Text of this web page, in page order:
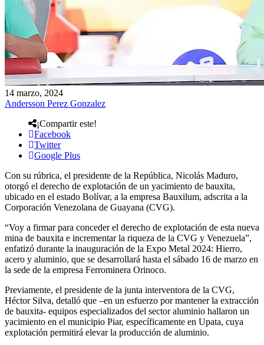
14 marzo, 2024
Andersson Perez Gonzalez
¡Compartir este!
Facebook
Twitter
Google Plus
Con su rúbrica, el presidente de la República, Nicolás Maduro,
otorgó el derecho de explotación de un yacimiento de bauxita,
ubicado en el estado Bolívar, a la empresa Bauxilum, adscrita a la
Corporación Venezolana de Guayana (CVG).
“Voy a firmar para conceder el derecho de explotación de esta nueva
mina de bauxita e incrementar la riqueza de la CVG y Venezuela”,
enfatizó durante la inauguración de la Expo Metal 2024: Hierro,
acero y aluminio, que se desarrollará hasta el sábado 16 de marzo en
la sede de la empresa Ferrominera Orinoco.
Previamente, el presidente de la junta interventora de la CVG,
Héctor Silva, detalló que –en un esfuerzo por mantener la extracción
de bauxita- equipos especializados del sector aluminio hallaron un
yacimiento en el municipio Piar, específicamente en Upata, cuya
explotación permitirá elevar la producción de aluminio.